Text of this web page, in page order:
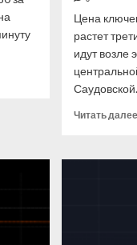
Цена
растет
идут возле
Читать далее